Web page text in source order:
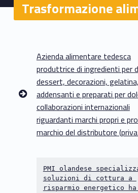
Trasformazione
a
Azienda alimentare tedesca
produttrice di ingredienti per
dessert, decorazioni, gelatina,
addensanti e preparati per
collaborazioni internazionali
riguardanti marchi propri e
marchio del distributore
PMI olandese
soluzioni di cottura a
risparmio energetico ha